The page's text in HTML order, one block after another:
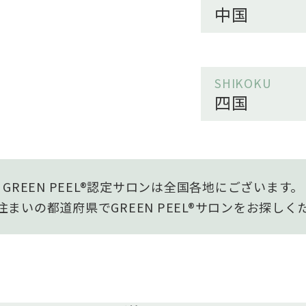
中国
SHIKOKU
四国
GREEN PEEL®認定サロンは全国各地にございます。
まいの都道府県でGREEN PEEL®サロンをお探しく